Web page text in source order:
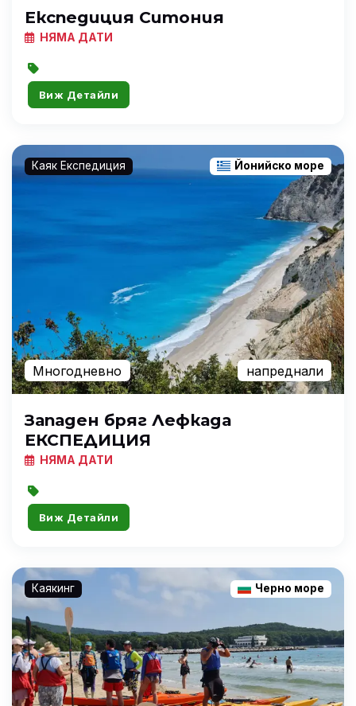
Експедиция Ситония
НЯМА ДАТИ
Виж Детайли
Каяк Експедиция Йонийско море
Многодневно напреднали
Западен бряг Лефкада
ЕКСПЕДИЦИЯ
НЯМА ДАТИ
Виж Детайли
Каякинг Черно море